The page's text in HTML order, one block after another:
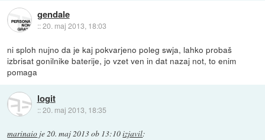
gendale
::20. maj 2013, 18:03
ni sploh nujno da je kaj pokvarjeno poleg swja, lahko probaš
izbrisat gonilnike baterije, jo vzet ven in dat nazaj not, to enim
pomaga
logit
::20. maj 2013, 18:35
marinaio je 20. maj 2013 ob 13:10izjavil: